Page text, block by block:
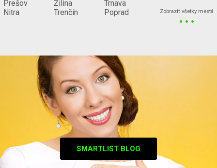
Prešov
Nitra
Žilina
Trenčín
Trnava
Poprad
Zobraziť všetky mestá
...
SMARTLIST BLOG